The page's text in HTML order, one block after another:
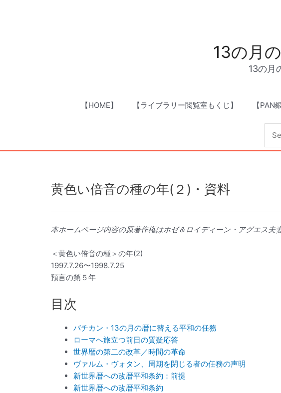
13の月
13の月
【HOME】 【ライブラリー閲覧室もくじ】 【PAN
for:
黄色い倍音の種の年(２)・資料
本ホームページ内容の原著作権はホゼ＆ロイディーン・アグエス夫
＜黄色い倍音の種＞の年(2)
1997.7.26〜1998.7.25
預言の第５年
目次
バチカン・13の月の暦に替える平和の任務
ローマへ旅立つ前日の質疑応答
世界暦の第二の改革／時間の革命
ヴァルム・ヴォタン、周期を閉じる者の任務の声明
新世界暦への改暦平和条約：前提
新世界暦への改暦平和条約